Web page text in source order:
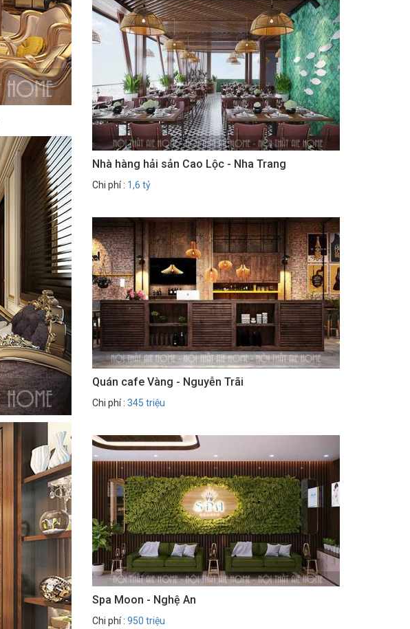
Nhà hàng hải sản Cao Lộc - Nha Trang
Chi phí : 1,6 tỷ
Quán cafe Vàng - Nguyễn Trãi
Chi phí : 345 triệu
Spa Moon - Nghệ An
Chi phí : 950 triệu